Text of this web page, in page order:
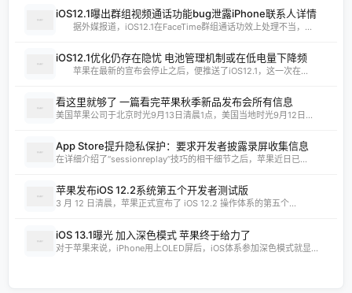
iOS12.1曝出群组视频通话功能bug泄露iPhone联系人详情
据外媒报道，iOS12.1在FaceTime群组通话功效上处理不当，...
iOS12.1优化仍存在隐忧 电池管理机制或在低电量下降频
苹果在最新的宣布会停止之后，便推送了iOS12.1，这一次在...
看这里就够了 一篇看完苹果秋季新品发布会所有信息
美国苹果公司于北京时光9月13日清晨1点，美国当地时光9月12日...
App Store提升隐私保护：要求开发者披露录屏收集信息
在详细介绍了“sessionreplay”技巧的相干细节之后，苹果近日已...
苹果发布iOS 12.2系统第五个开发者测试版
3 月 12 日清晨，苹果正式宣布了 iOS 12.2 操作体系的第五个...
iOS 13.1曝光 加入深色模式 苹果终于给力了
对于苹果来说，iPhone用上OLED屏后，iOS体系参加深色模式就显...